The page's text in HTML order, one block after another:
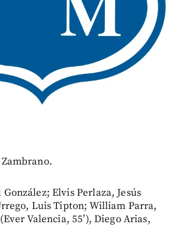
Elvis Perlaza, Jesús
Luis Tipton; William Parra,
Valencia, 55’), Diego Arias,